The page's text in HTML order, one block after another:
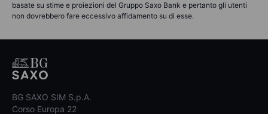
basate su stime e proiezioni del Gruppo Saxo Bank e pertanto gli utenti
non dovrebbero fare eccessivo affidamento su di esse.
BG SAXO SIM S.p.A.
Corso Europa 22